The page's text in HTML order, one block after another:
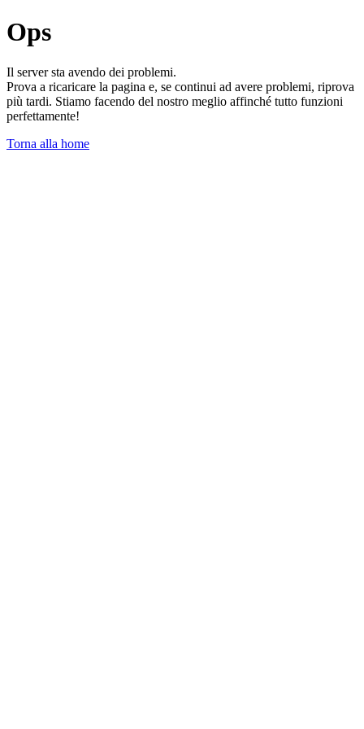
Ops
Il server sta avendo dei problemi.
Prova a ricaricare la pagina e, se continui ad avere problemi, riprova
più tardi. Stiamo facendo del nostro meglio affinché tutto funzioni
perfettamente!
Torna alla home